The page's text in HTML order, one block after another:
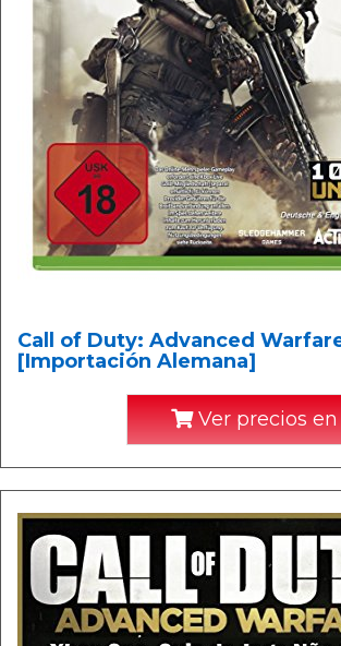
Call of Duty: Advanced
[Importación Alemana]
Ver precios